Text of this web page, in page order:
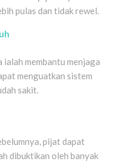
pulas dan tidak rewel.
membantu menjaga
menguatkan sistem
sakit.
pijat dapat
dibuktikan oleh banyak